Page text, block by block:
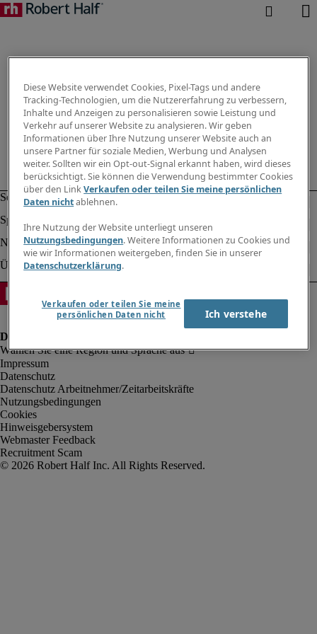
Impressum
Datenschutz
Datenschutz Arbeitnehmer/Zeitarbeitskräfte
Nutzungsbedingungen
Cookies
Hinweisgebersystem
Webmaster Feedback
Recruitment Scam
Diese Website verwendet Cookies, Pixel-Tags und andere
Tracking-Technologien, um die Nutzererfahrung zu verbessern,
Inhalte und Anzeigen zu personalisieren sowie Leistung und
Verkehr auf unserer Website zu analysieren. Wir geben
Informationen über Ihre Nutzung unserer Website auch an
unsere Partner für soziale Medien, Werbung und Analysen
weiter. Sollten wir ein Opt-out-Signal erkannt haben, wird dieses
berücksichtigt. Sie können die Verwendung bestimmter Cookies
über den LinkVerkaufen oder teilen Sie meine persönlichen
Daten nichtablehnen.
Ihre Nutzung der Website unterliegt unseren
Nutzungsbedingungen. Weitere Informationen zu Cookies und
wie wir Informationen weitergeben, finden Sie in unserer
Datenschutzerklärung.
Verkaufen oder teilen Sie meine
persönlichen Daten nicht
Ich verstehe